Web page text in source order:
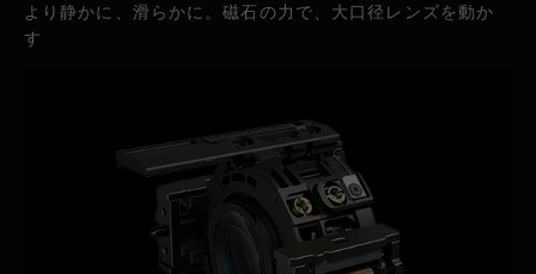
より静かに、滑らかに。磁石の力で、大口径レンズを動か
す